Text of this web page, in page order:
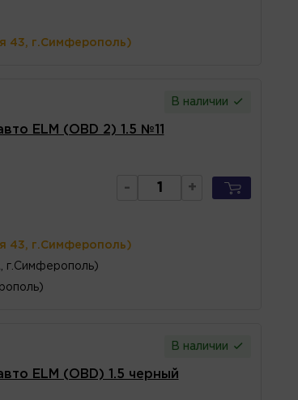
43, г.Симферополь)
В наличии
ELM (OBD 2) 1.5 №11
- +
43, г.Симферополь)
г.Симферополь)
В наличии
ELM (OBD) 1.5 черный